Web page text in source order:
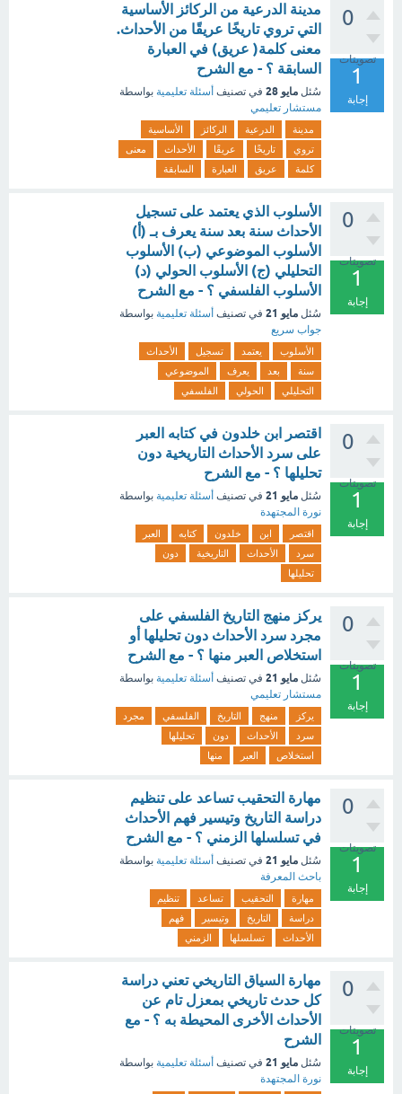
0
تصويتات
1
إجابة
مدينة الدرعية من الركائز الأساسية
التي تروي تاريخًا عريقًا من الأحداث.
معنى كلمة( عريق) في العبارة
السابقة ؟ - مع الشرح
سُئل مايو 28 في تصنيف أسئلة تعليمية بواسطة
مستشار تعليمي
مدينة الدرعية الركائز
الأساسية
تروي
تاريخًا عريقًا الأحداث
معنى
كلمة
عريق العبارة السابقة
0
تصويتات
1
إجابة
الأسلوب الذي يعتمد على تسجيل
الأحداث سنة بعد سنة يعرف بـ (أ)
الأسلوب الموضوعي (ب) الأسلوب
التحليلي (ج) الأسلوب الحولي (د)
الأسلوب الفلسفي ؟ - مع الشرح
سُئل مايو 21 في تصنيف أسئلة تعليمية بواسطة
جواب سريع
الأسلوب يعتمد تسجيل
الأحداث
سنة
بعد يعرف
الموضوعي
التحليلي
الحولي الفلسفي
0
تصويتات
1
إجابة
اقتصر ابن خلدون في كتابه العبر
على سرد الأحداث التاريخية دون
تحليلها ؟ - مع الشرح
سُئل مايو 21 في تصنيف أسئلة تعليمية بواسطة
نورة المجتهدة
اقتصر ابن خلدون كتابه
العبر
سرد
الأحداث التاريخية
دون
تحليلها
0
تصويتات
1
إجابة
يركز منهج التاريخ الفلسفي على
مجرد سرد الأحداث دون تحليلها أو
استخلاص العبر منها ؟ - مع الشرح
سُئل مايو 21 في تصنيف أسئلة تعليمية بواسطة
مستشار تعليمي
يركز منهج التاريخ الفلسفي
مجرد
سرد
الأحداث دون
تحليلها
استخلاص
العبر منها
0
تصويتات
1
إجابة
مهارة التحقيب تساعد على تنظيم
دراسة التاريخ وتيسير فهم الأحداث
في تسلسلها الزمني ؟ - مع الشرح
سُئل مايو 21 في تصنيف أسئلة تعليمية بواسطة
باحث المعرفة
مهارة التحقيب تساعد
تنظيم
دراسة
التاريخ وتيسير
فهم
الأحداث
تسلسلها الزمني
0
تصويتات
1
إجابة
مهارة السياق التاريخي تعني دراسة
كل حدث تاريخي بمعزل تام عن
الأحداث الأخرى المحيطة به ؟ - مع
الشرح
سُئل مايو 21 في تصنيف أسئلة تعليمية بواسطة
نورة المجتهدة